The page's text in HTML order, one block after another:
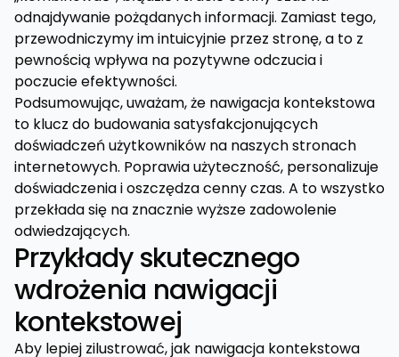
odnajdywanie pożądanych informacji. Zamiast tego,
przewodniczymy im intuicyjnie przez stronę, a to z
pewnością wpływa na pozytywne odczucia i
poczucie efektywności.
Podsumowując, uważam, że nawigacja kontekstowa
to klucz do budowania satysfakcjonujących
doświadczeń użytkowników na naszych stronach
internetowych. Poprawia użyteczność, personalizuje
doświadczenia i oszczędza cenny czas. A to wszystko
przekłada się na znacznie wyższe zadowolenie
odwiedzających.
Przykłady skutecznego
wdrożenia nawigacji
kontekstowej
Aby lepiej zilustrować, jak nawigacja kontekstowa